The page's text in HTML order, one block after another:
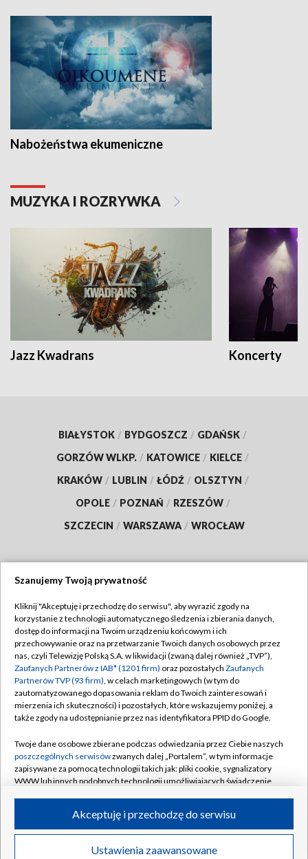
Nabożeństwa ekumeniczne
MUZYKA I ROZRYWKA
Jazz Kwadrans Koncerty
BIAŁYSTOK / BYDGOSZCZ / GDAŃSK /
GORZÓW WLKP. / KATOWICE / KIELCE /
KRAKÓW / LUBLIN / ŁÓDŹ / OLSZTYN /
OPOLE / POZNAŃ / RZESZÓW /
SZCZECIN / WARSZAWA / WROCŁAW
TVP
Abonament TVP
Emisja w TVP
Centrum informacji TVP
Naziemna Telewizja Cyfrowa
Rada Programowa
System NOS
Informacje o nadawcy
Program dla prasy
Regulamin TVP
Polityka prywatności
Moje zgody
Pomoc
Kontakt
Kanały
©2026 Telewizja Polska S.A. w likwidacji
Szanujemy Twoją prywatność
Kliknij "Akceptuję i przechodzę do serwisu", aby wyrazić zgody na
korzystanie z technologii automatycznego śledzenia i zbierania danych,
dostęp do informacji na Twoim urządzeniu końcowym i ich
przechowywanie oraz na przetwarzanie Twoich danych osobowych przez
nas, czyli Telewizję Polską S.A. w likwidacji (zwaną dalej również „TVP”),
Zaufanych Partnerów z IAB* (1201 firm) oraz pozostałych Zaufanych
Partnerów TVP (93 firm), w celach marketingowych (w tym do
zautomatyzowanego dopasowania reklam do Twoich zainteresowań i
mierzenia ich skuteczności) i pozostałych, które wskazujemy poniżej, a
także zgody na udostępnianie przez nas identyfikatora PPID do Google.
Twoje dane osobowe zbierane podczas odwiedzania przez Ciebie naszych
poszczególnych serwisówzwanych dalej „Portalem”, w tym informacje
zapisywane za pomocą technologii takich jak: pliki cookie, sygnalizatory
WWW lub innych podobnych technologii umożliwiających świadczenie
ruchu w Internecie.
Twoje dane osobowe zbierane podczas odwiedzania przez Ciebie
poszczególnych serwisówna Portalu, takie jak adresy IP, identyfikatory
Ustawienia zaawansowane
Akceptuję i przechodzę do serwisu